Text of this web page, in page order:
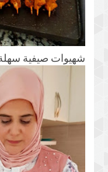
شهيوات صيفية سهلة